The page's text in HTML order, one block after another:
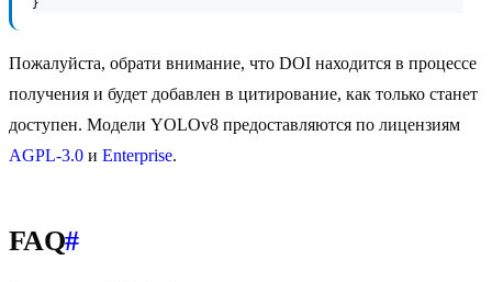
}
Пожалуйста, обрати внимание, что DOI находится в процессе
получения и будет добавлен в цитирование, как только станет
доступен. Модели YOLOv8 предоставляются по лицензиям
AGPL-3.0 и Enterprise.
FAQ#